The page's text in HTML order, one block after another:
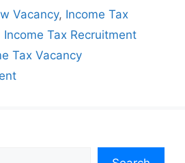
Vacancy, Income Tax
Income Tax Recruitment
Tax Vacancy